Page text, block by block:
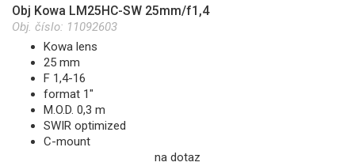
Obj Kowa LM25HC-SW 25mm/f1,4
Obj. číslo: 11092603
Kowa lens
25 mm
F 1,4-16
format 1"
M.O.D. 0,3 m
SWIR optimized
C-mount
na dotaz